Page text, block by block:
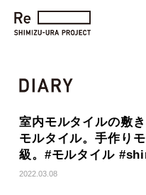
室内モルタイルの敷
モルタイル。手作り
級。#モルタイル
2022.03.08